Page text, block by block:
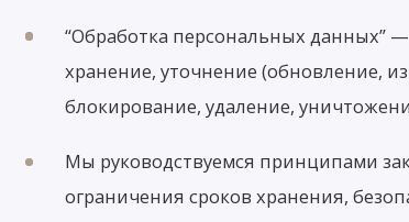
“Обработка персональных данных”
хранение, уточнение (обновление,
блокирование, удаление,
Мы руководствуемся принципами
ограничения сроков хранения,